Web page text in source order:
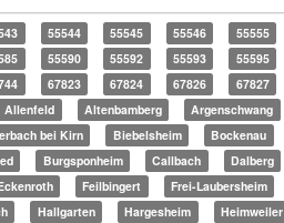
55544 55545 55546 55555
55590 55592 55593 55595
67823 67824 67826 67827
Allenfeld Altenbamberg Argenschwang
bei Kirn Biebelsheim Bockenau
Burgsponheim Callbach Dalberg
Feilbingert Frei-Laubersheim
Hallgarten Hargesheim Heimweiler